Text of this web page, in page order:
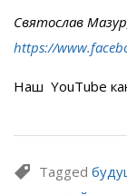
Святослав
https://
Наш YouTube
Tagged